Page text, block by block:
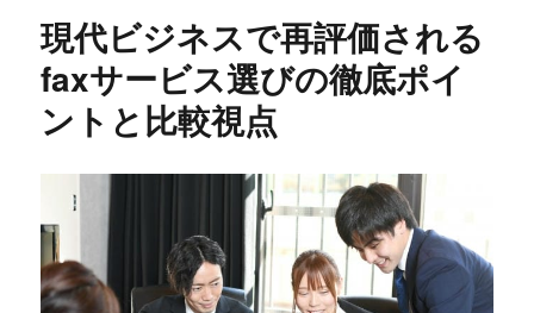
ー
現代ビジネスで再評価される
faxサービス選びの徹底ポイ
ントと比較視点